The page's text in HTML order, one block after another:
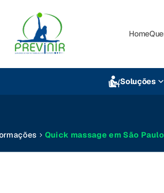
Home
Soluções
Quick massage em São